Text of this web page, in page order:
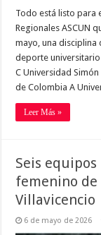
Todo está listo para
Regionales ASCUN
mayo, una disciplina
deporte
C Universidad
de Colombia A
Leer Más »
Seis
femenino de
Villavicencio
6 de mayo de 2026